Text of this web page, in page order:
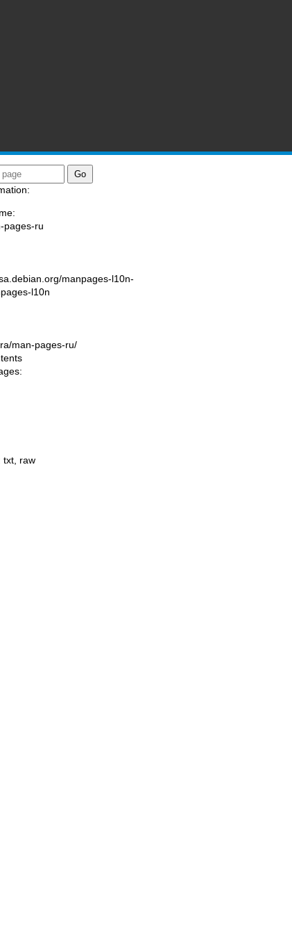
pages-ru
manpages-l10n-
l10n
man-pages-ru/
txt raw